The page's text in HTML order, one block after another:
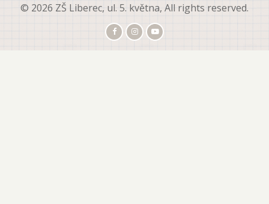
© 2026 ZŠ Liberec, ul. 5. května, All rights reserved.